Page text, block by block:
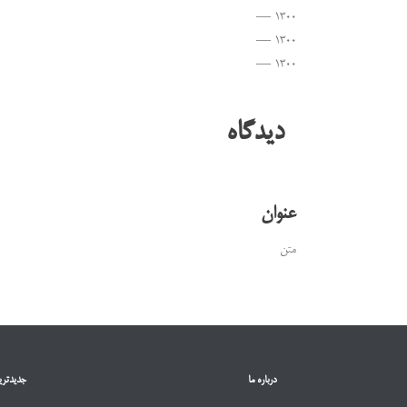
۱۳۰۰ —
۱۳۰۰ —
۱۳۰۰ —
دیدگاه
عنوان
متن
درباره ما